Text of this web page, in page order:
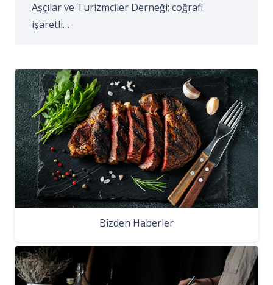
Aşçılar ve Turizmciler Derneği; coğrafi
işaretli…
Bizden Haberler